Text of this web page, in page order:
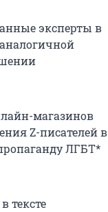
эксперты в
магазинов
Z-писателей в
ЛГБТ*
тексте